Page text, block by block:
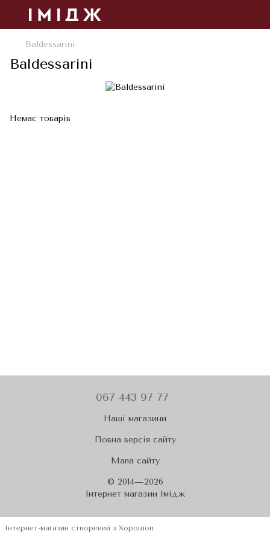
Baldessarini
Baldessarini
Немає товарів
067 443 97 77
Наші магазини
Повна версія сайту
Мапа сайту
© 2014—2026
Iнтернет магазин Імідж
Інтернет-магазин створений з Хорошоп